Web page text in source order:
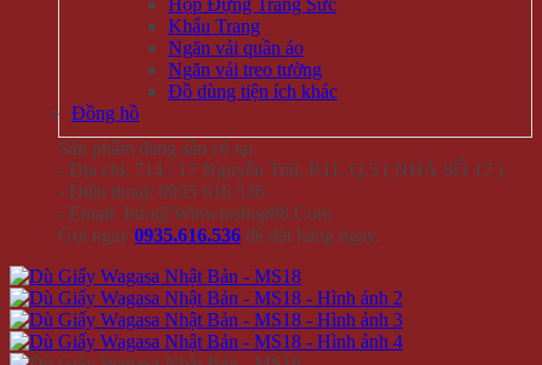
Hộp Đựng Trang Sức
Khẩu Trang
Ngăn vải quần áo
Ngăn vải treo tường
Đồ dùng tiện ích khác
Đồng hồ
Sản phẩm đang sẵn có tại
- Địa chỉ: 714 / 17 Nguyễn Trãi, P.11, Q.5 ( NHÀ SỐ 17 )
- Điện thoại: 0935 616 536
- Email: Info@Winwinshop88.Com
Gọi ngay 0935.616.536 để đặt hàng ngay.